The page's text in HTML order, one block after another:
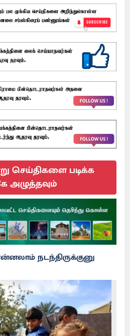
செய்திகளை படிக்க
அழுத்தவும்
நடந்திருக்குனு